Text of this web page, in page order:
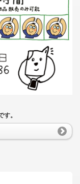
。